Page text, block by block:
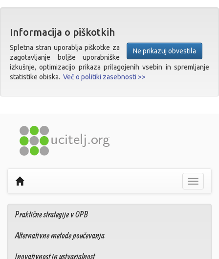
Informacija o piškotkih
Ne prikazuj obvestila
Spletna stran uporablja piškotke za
zagotavljanje boljše uporabniške
izkušnje, optimizacijo prikaza prilagojenih vsebin in spremljanje
statistike obiska. Več o politiki zasebnosti >>
Prikaži
Praktične strategije v OPB
Alternativne metode poučevanja
Inovativnost in ustvarjalnost